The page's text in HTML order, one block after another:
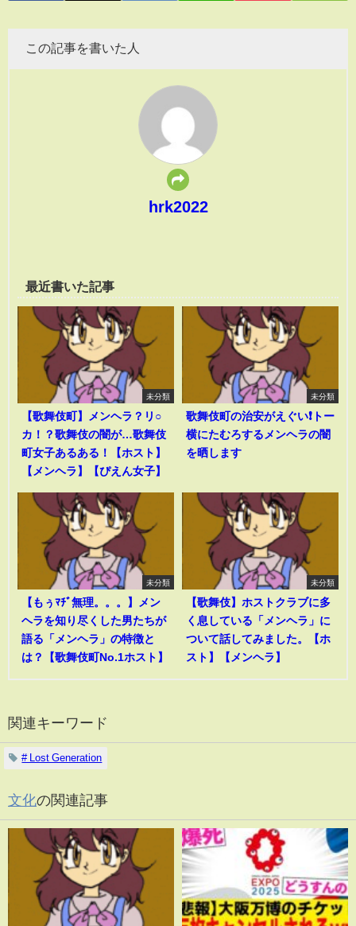
この記事を書いた人
hrk2022
最近書いた記事
未分類
【歌舞伎町】メンヘラ？リ○
カ！？歌舞伎の闇が…歌舞伎
町女子あるある！【ホスト】
【メンヘラ】【ぴえん女子】
未分類
歌舞伎町の治安がえぐい❗️トー
横にたむろするメンヘラの闇
を晒します
未分類
【もぅﾏﾁﾞ無理。。。】メン
ヘラを知り尽くした男たちが
語る「メンヘラ」の特徴と
は？【歌舞伎町No.1ホスト】
未分類
【歌舞伎】ホストクラブに多
く息している「メンヘラ」に
ついて話してみました。【ホ
スト】【メンヘラ】
関連キーワード
# Lost Generation
文化の関連記事